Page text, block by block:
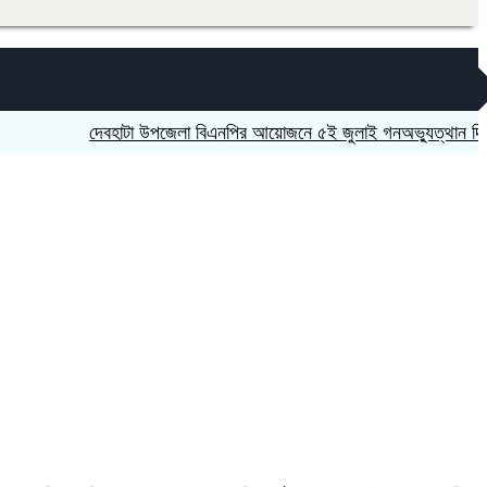
দেবহাটা উপজেলা বিএনপির আয়োজনে ৫ই জুলাই গনঅভ্যুত্থান দিবস